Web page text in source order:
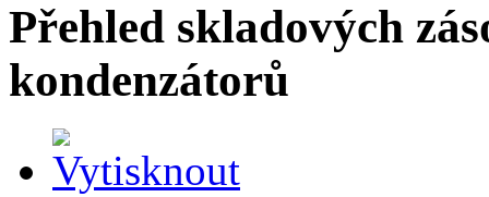
Přehled skladových
kondenzátorů